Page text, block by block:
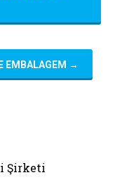
EMBALAGEM →
Şirketi